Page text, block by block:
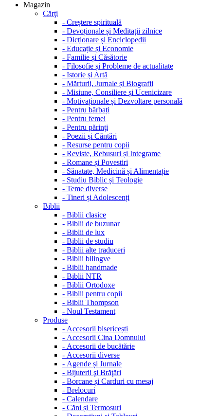
Magazin
Cărţi
- Creștere spirituală
- Devoționale și Meditații zilnice
- Dicționare și Enciclopedii
- Educație și Economie
- Familie și Căsătorie
- Filosofie și Probleme de actualitate
- Istorie și Artă
- Mărturii, Jurnale și Biografii
- Misiune, Consiliere și Ucenicizare
- Motivaționale și Dezvoltare personală
- Pentru bărbați
- Pentru femei
- Pentru părinți
- Poezii și Cântări
- Resurse pentru copii
- Reviste, Rebusuri și Integrame
- Romane și Povestiri
- Sănatate, Medicină și Alimentație
- Studiu Biblic și Teologie
- Teme diverse
- Tineri și Adolescenți
Biblii
- Biblii clasice
- Biblii de buzunar
- Biblii de lux
- Biblii de studiu
- Biblii alte traduceri
- Biblii bilingve
- Biblii handmade
- Biblii NTR
- Biblii Ortodoxe
- Biblii pentru copii
- Biblii Thompson
- Noul Testament
Produse
- Accesorii bisericești
- Accesorii Cina Domnului
- Accesorii de bucătărie
- Accesorii diverse
- Agende și Jurnale
- Bijuterii şi Brăţări
- Borcane și Carduri cu mesaj
- Brelocuri
- Calendare
- Căni și Termosuri